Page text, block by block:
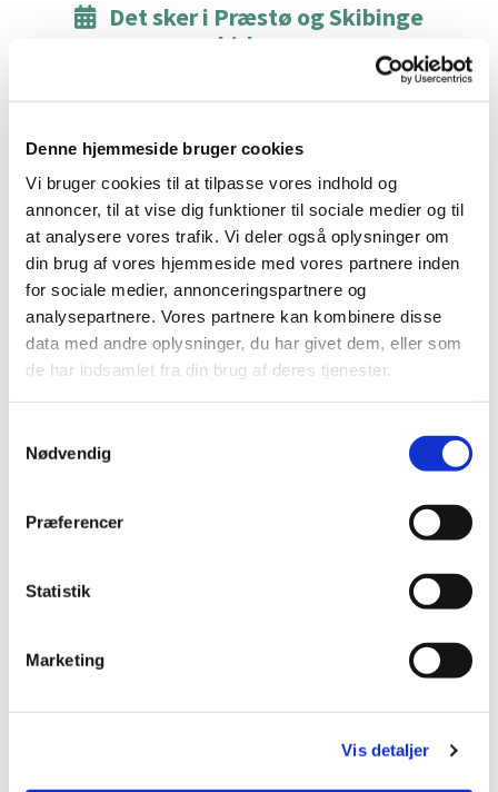
Denne hjemmeside bruger cookies
Vi bruger cookies til at tilpasse vores indhold og
annoncer, til at vise dig funktioner til sociale medier og til
at analysere vores trafik. Vi deler også oplysninger om
din brug af vores hjemmeside med vores partnere inden
for sociale medier, annonceringspartnere og
analysepartnere. Vores partnere kan kombinere disse
data med andre oplysninger, du har givet dem, eller som
de har indsamlet fra din brug af deres tjenester.
Nødvendig
Præferencer
Statistik
Marketing
Vis detaljer
Det sker i Præstø og Skibinge
kirker